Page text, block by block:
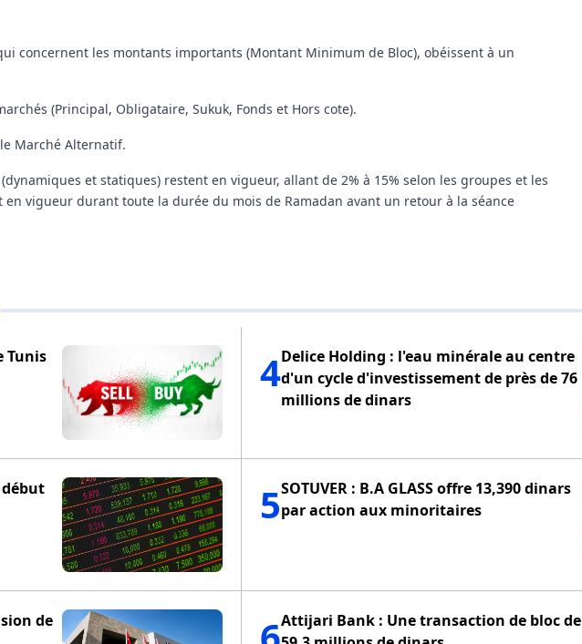
concernent les montants importants (Montant Minimum de Bloc), obéissent à un
(Principal, Obligataire, Sukuk, Fonds et Hors cote).
Marché Alternatif.
et statiques) restent en vigueur, allant de 2% à 15% selon les groupes et les
en vigueur durant toute la durée du mois de Ramadan avant un retour à la séance
Tunis
début
de
4Delice Holding : l'eau minérale au centre
d'un cycle d'investissement de près de 76
millions de dinars
5SOTUVER : B.A GLASS offre 13,390 dinars
par action aux minoritaires
Attijari Bank : Une transaction de bloc de